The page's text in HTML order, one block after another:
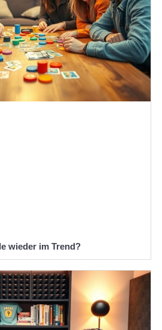
wieder im Trend?